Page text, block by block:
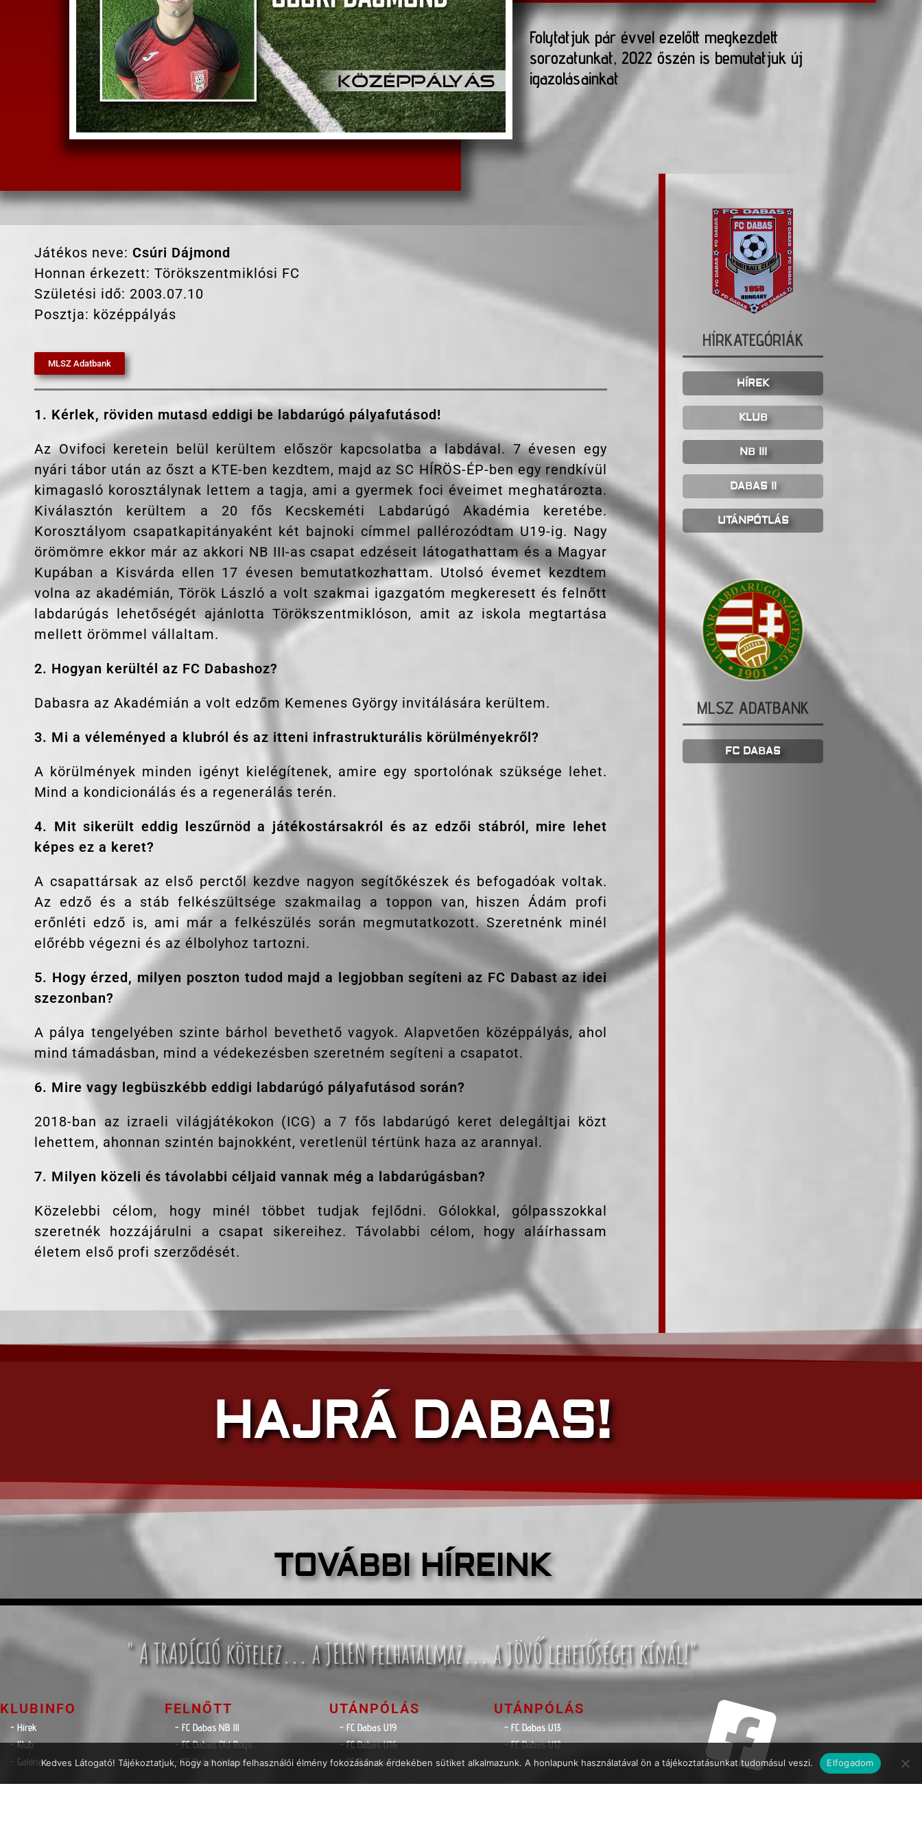
Folytatjuk pár évvel ezelőtt megkezdett
sorozatunkat, 2022 őszén is bemutatjuk új
igazolásainkat
Játékos neve: Csúri Dájmond
Honnan érkezett: Törökszentmiklósi FC
Születési idő: 2003.07.10
Posztja: középpályás
MLSZ Adatbank
1. Kérlek, röviden mutasd eddigi be labdarúgó pályafutásod!
Az Ovifoci keretein belül kerültem először kapcsolatba a labdával. 7 évesen egy
nyári tábor után az őszt a KTE-ben kezdtem, majd az SC HÍRÖS-ÉP-ben egy rendkívül
kimagasló korosztálynak lettem a tagja, ami a gyermek foci éveimet meghatározta.
Kiválasztón kerültem a 20 fős Kecskeméti Labdarúgó Akadémia keretébe.
Korosztályom csapatkapitányaként két bajnoki címmel pallérozódtam U19-ig. Nagy
örömömre ekkor már az akkori NB III-as csapat edzéseit látogathattam és a Magyar
Kupában a Kisvárda ellen 17 évesen bemutatkozhattam. Utolsó évemet kezdtem
volna az akadémián, Török László a volt szakmai igazgatóm megkeresett és felnőtt
labdarúgás lehetőségét ajánlotta Törökszentmiklóson, amit az iskola megtartása
mellett örömmel vállaltam.
2. Hogyan kerültél az FC Dabashoz?
Dabasra az Akadémián a volt edzőm Kemenes György invitálására kerültem.
3. Mi a véleményed a klubról és az itteni infrastrukturális körülményekről?
A körülmények minden igényt kielégítenek, amire egy sportolónak szüksége lehet.
Mind a kondicionálás és a regenerálás terén.
4. Mit sikerült eddig leszűrnöd a játékostársakról és az edzői stábról, mire lehet
képes ez a keret?
A csapattársak az első perctől kezdve nagyon segítőkészek és befogadóak voltak.
Az edző és a stáb felkészültsége szakmailag a toppon van, hiszen Ádám profi
erőnléti edző is, ami már a felkészülés során megmutatkozott. Szeretnénk minél
előrébb végezni és az élbolyhoz tartozni.
5. Hogy érzed, milyen poszton tudod majd a legjobban segíteni az FC Dabast az idei
szezonban?
A pálya tengelyében szinte bárhol bevethető vagyok. Alapvetően középpályás, ahol
mind támadásban, mind a védekezésben szeretném segíteni a csapatot.
6. Mire vagy legbüszkébb eddigi labdarúgó pályafutásod során?
2018-ban az izraeli világjátékokon (ICG) a 7 fős labdarúgó keret delegáltjai közt
lehettem, ahonnan szintén bajnokként, veretlenül tértünk haza az arannyal.
7. Milyen közeli és távolabbi céljaid vannak még a labdarúgásban?
Közelebbi célom, hogy minél többet tudjak fejlődni. Gólokkal, gólpasszokkal
szeretnék hozzájárulni a csapat sikereihez. Távolabbi célom, hogy aláírhassam
életem első profi szerződését.
HÍRKATEGÓRIÁK
HÍREK
KLUB
NB III
DABAS II
UTÁNPÓTLÁS
MLSZ ADATBANK
FC DABAS
HAJRÁ DABAS!
TOVÁBBI HÍREINK
" A TRADÍCIÓ kötelez... a JELEN felhatalmaz... a JÖVŐ lehetőséget kínál!"
KLUBINFO
- Hírek
- Klub
- Galéria
FELNŐTT
- FC Dabas NB lll
- FC Dabas Old Boys
- FC Dabas Veterán
UTÁNPÓLÁS
- FC Dabas U19
- FC Dabas U16
- FC Dabas U14
UTÁNPÓLÁS
- FC Dabas U13
- FC Dabas U12
KÖVESSEN MINKET!
Kedves Látogató! Tájékoztatjuk, hogy a honlap felhasználói élmény fokozásának érdekében sütiket alkalmazunk. A honlapunk használatával ön a tájékoztatásunkat tudomásul veszi. Elfogadom